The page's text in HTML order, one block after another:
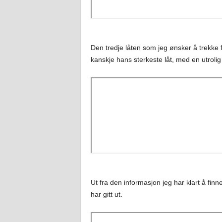
Den tredje låten som jeg ønsker å
kanskje hans sterkeste låt, med en
Ut fra den informasjon jeg har klart å
har gitt ut.